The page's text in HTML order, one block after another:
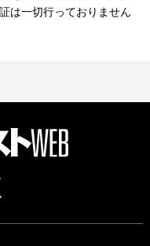
は一切行っておりません